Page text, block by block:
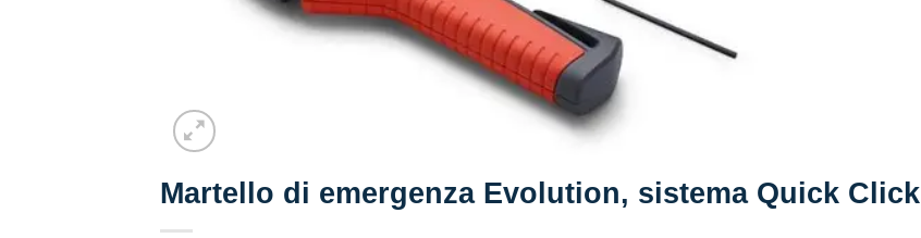
Martello di emergenza Evolution, sistema Quick Click